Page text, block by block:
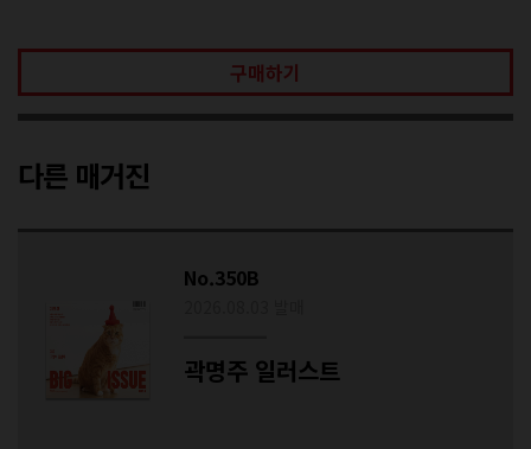
구매하기
다른 매거진
No.350B
곽명주 일러스트